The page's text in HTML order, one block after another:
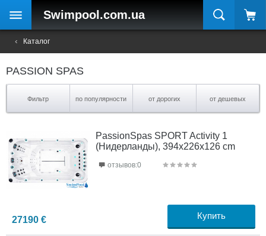
Swimpool .com.ua
Каталог
PASSION SPAS
Фильтр по популярности от дорогих от дешевых
PassionSpas SPORT Activity 1
(Нидерланды), 394x226x126 cm
27190 € Купить
отзывов:0